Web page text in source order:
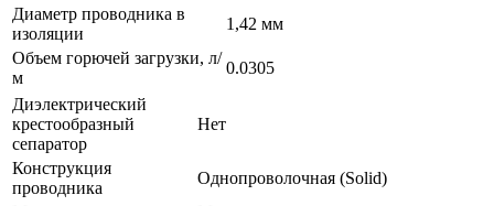
Диаметр проводника в
изоляции
1,42 мм
Объем горючей загрузки, л/
м
0.0305
Диэлектрический
крестообразный
сепаратор
Нет
Конструкция
проводника
Однопроволочная (Solid)